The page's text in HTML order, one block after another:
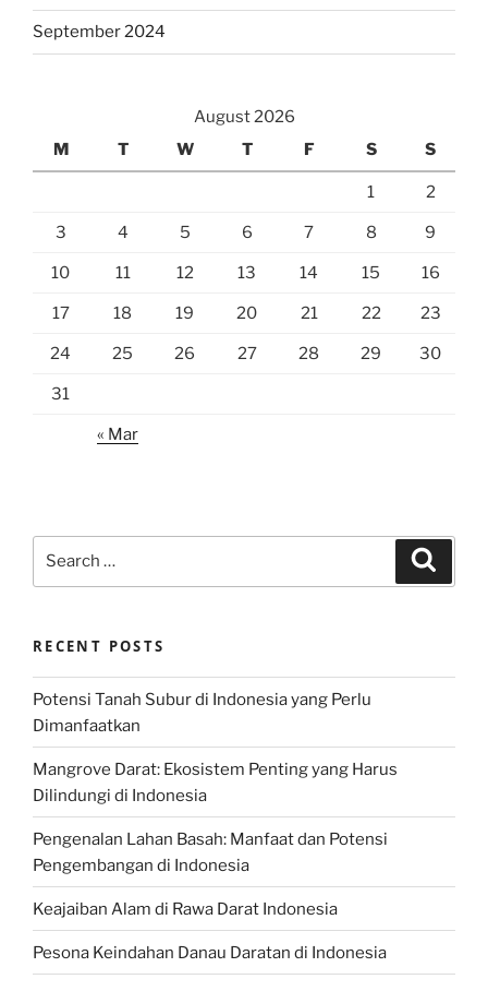
September 2024
August 2026
M
T W T F S S
1 2
3 4 5 6 7 8 9
10 11 12 13 14 15 16
17 18 19 20 21 22 23
24 25 26 27 28 29 30
31
« Mar
RECENT POSTS
Potensi Tanah Subur di Indonesia yang Perlu
Dimanfaatkan
Mangrove Darat: Ekosistem Penting yang Harus
Dilindungi di Indonesia
Pengenalan Lahan Basah: Manfaat dan Potensi
Pengembangan di Indonesia
Keajaiban Alam di Rawa Darat Indonesia
Pesona Keindahan Danau Daratan di Indonesia